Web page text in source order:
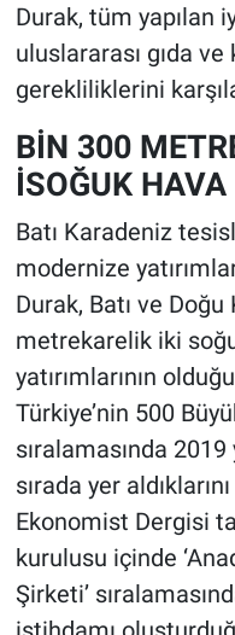
Durak, tüm yapılan
uluslararası gıda
gerekliliklerini
BİN 300
İSOĞUK HAVA
Batı Karadeniz
modernize
Durak, Batı ve
metrekarelik iki
yatırımlarının
Türkiye’nin 500
sıralamasında 2019
sırada yer
Ekonomist Dergisi
kurulusu içinde
Şirketi’